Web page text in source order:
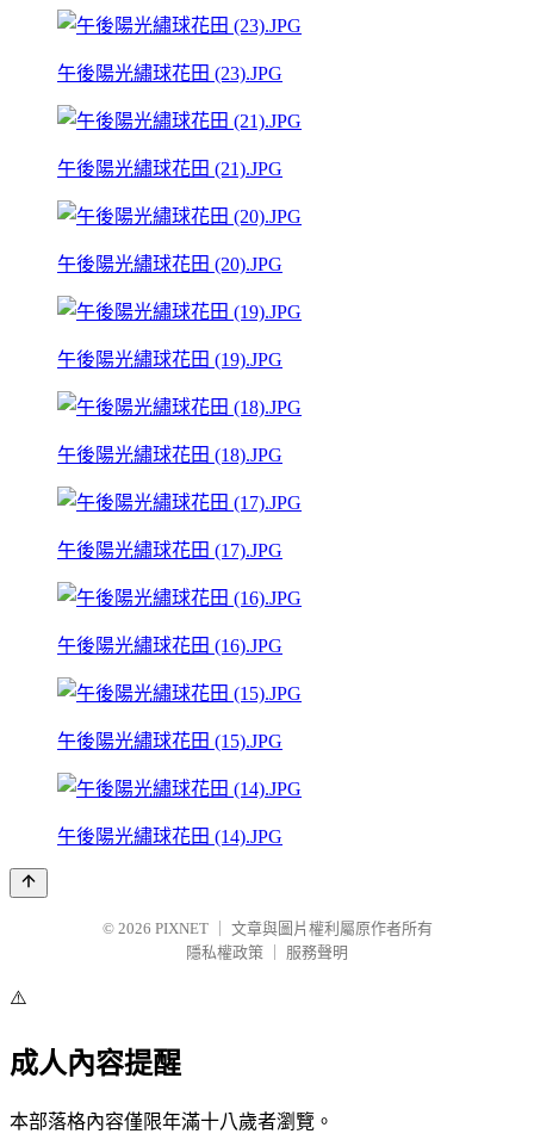
午後陽光繡球花田 (23).JPG
午後陽光繡球花田 (21).JPG
午後陽光繡球花田 (20).JPG
午後陽光繡球花田 (19).JPG
午後陽光繡球花田 (18).JPG
午後陽光繡球花田 (17).JPG
午後陽光繡球花田 (16).JPG
午後陽光繡球花田 (15).JPG
午後陽光繡球花田 (14).JPG
© 2026 PIXNET
文章與圖片權利屬原作者所有
隱私權政策
服務聲明
⚠️
成人內容提醒
本部落格內容僅限年滿十八歲者瀏覽。